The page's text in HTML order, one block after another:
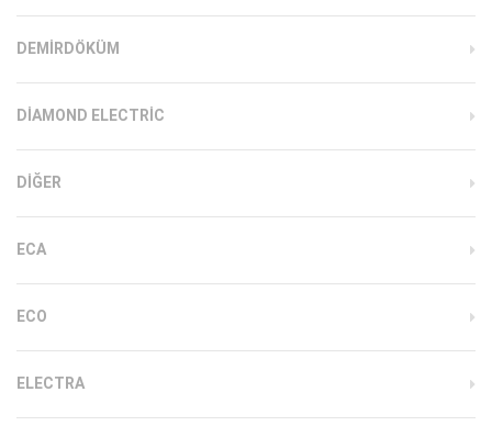
DEMIRDÖKÜM
DIAMOND ELECTRIC
DIĞER
ECA
ECO
ELECTRA